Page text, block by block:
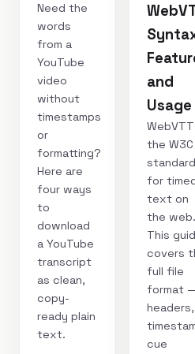
Need the
words
from a
YouTube
video
without
timestamps
or
formatting?
Here are
four ways
to
download
a YouTube
transcript
as clean,
copy-
ready plain
text.
and
Usage
the W3C
standard
for
text on
the web.
This
covers
full file
format
headers,
cue